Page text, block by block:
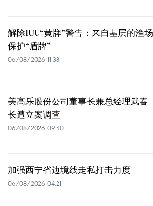
解除IUU“黄牌”警告：来自基层的渔场
保护“盾牌”
06/08/2026 11:38
美高乐股份公司董事长兼总经理武春
长遭立案调查
06/08/2026 09:40
加强西宁省边境线走私打击力度
06/08/2026 04:21